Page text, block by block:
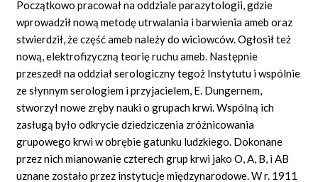
Początkowo pracował na oddziale parazytologii, gdzie
wprowadził nową metodę utrwalania i barwienia ameb oraz
stwierdził, że część ameb należy do wiciowców. Ogłosił też
nową, elektrofizyczną teorię ruchu ameb. Następnie
przeszedł na oddział serologiczny tegoż Instytutu i wspólnie
ze słynnym serologiem i przyjacielem, E. Dungernem,
stworzył nowe zręby nauki o grupach krwi. Wspólną ich
zasługą było odkrycie dziedziczenia zróżnicowania
grupowego krwi w obrębie gatunku ludzkiego. Dokonane
przez nich mianowanie czterech grup krwi jako O, A, B, i AB
uznane zostało przez instytucje międzynarodowe. W r. 1911